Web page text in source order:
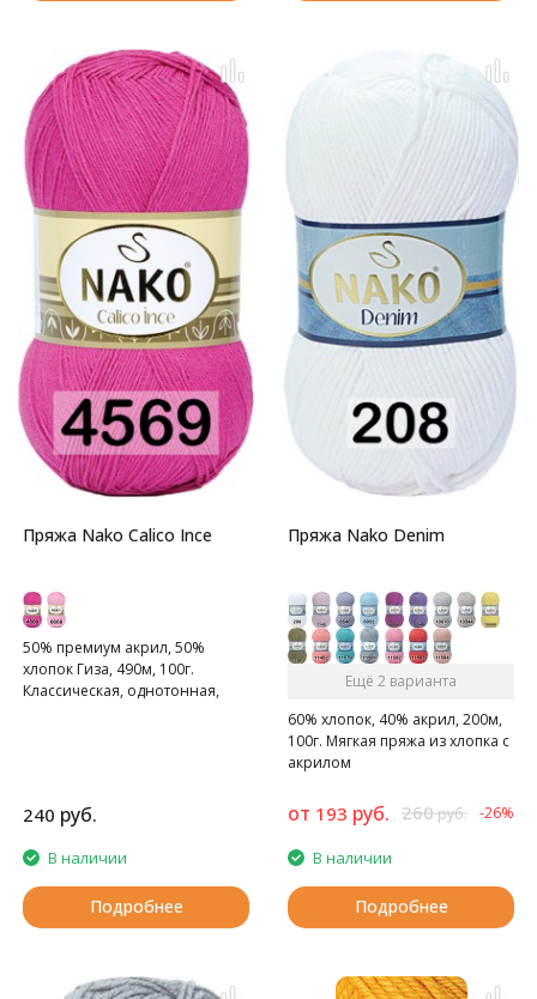
Пряжа Nako Calico Ince
50% премиум акрил, 50%
хлопок Гиза, 490м, 100г.
Классическая, однотонная,
240 руб.
В наличии
Подробнее
Пряжа Nako Denim
Ещё 2 варианта
60% хлопок, 40% акрил, 200м,
100г. Мягкая пряжа из хлопка с
акрилом
от 193 руб. 260руб. -26%
В наличии
Подробнее